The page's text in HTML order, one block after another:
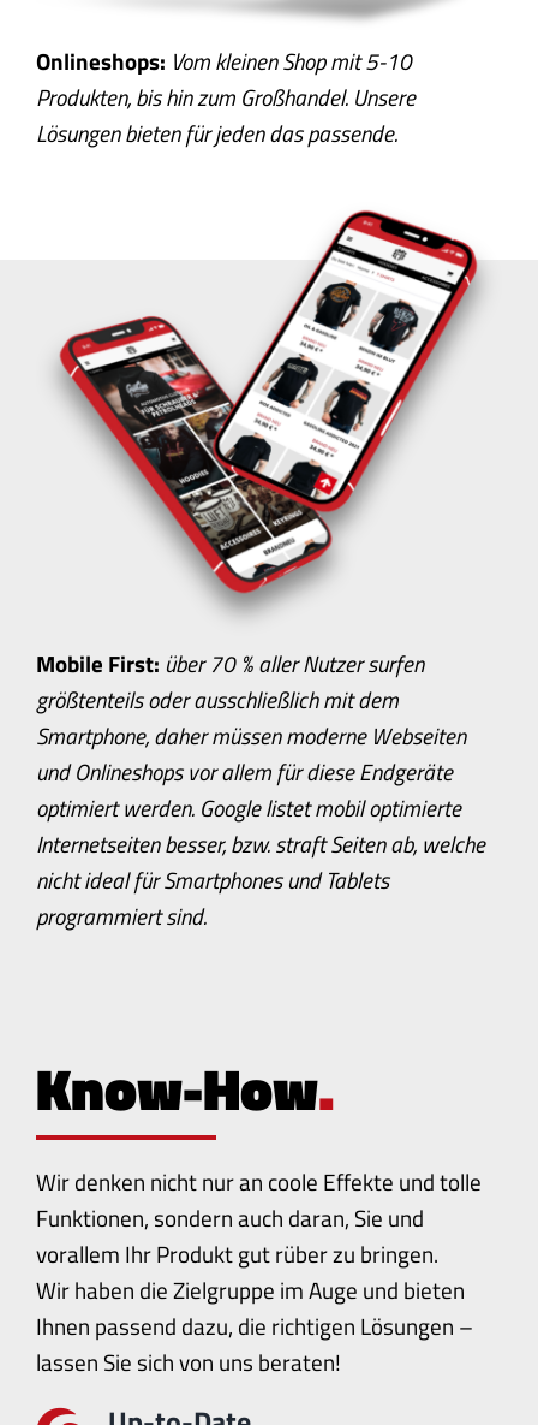
Onlineshops: Vom kleinen Shop mit 5-10
Produkten, bis hin zum Großhandel. Unsere
Lösungen bieten für jeden das passende.
Mobile First: über 70 % aller Nutzer surfen
größtenteils oder ausschließlich mit dem
Smartphone, daher müssen moderne Webseiten
und Onlineshops vor allem für diese Endgeräte
optimiert werden. Google listet mobil optimierte
Internetseiten besser, bzw. straft Seiten ab, welche
nicht ideal für Smartphones und Tablets
programmiert sind.
Know-How.
Wir denken nicht nur an coole Effekte und tolle
Funktionen, sondern auch daran, Sie und
vorallem Ihr Produkt gut rüber zu bringen.
Wir haben die Zielgruppe im Auge und bieten
Ihnen passend dazu, die richtigen Lösungen –
lassen Sie sich von uns beraten!